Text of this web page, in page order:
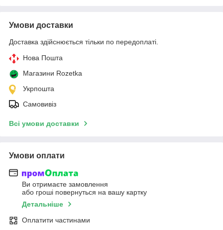
Умови доставки
Доставка здійснюється тільки по передоплаті.
Нова Пошта
Магазини Rozetka
Укрпошта
Самовивіз
Всі умови доставки
Умови оплати
Ви отримаєте замовлення
або гроші повернуться на вашу картку
Детальніше
Оплатити частинами